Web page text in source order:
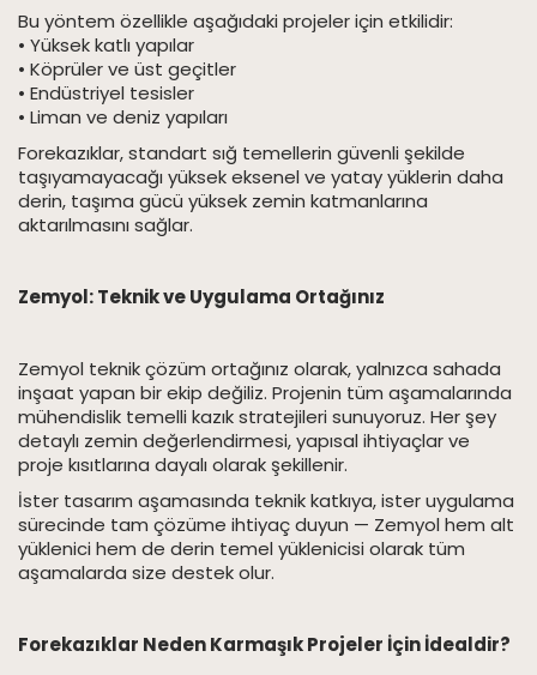
Bu yöntem özellikle aşağıdaki projeler için etkilidir:
• Yüksek katlı yapılar
• Köprüler ve üst geçitler
• Endüstriyel tesisler
• Liman ve deniz yapıları
Forekazıklar, standart sığ temellerin güvenli şekilde
taşıyamayacağı yüksek eksenel ve yatay yüklerin daha
derin, taşıma gücü yüksek zemin katmanlarına
aktarılmasını sağlar.
Zemyol: Teknik ve Uygulama Ortağınız
Zemyol teknik çözüm ortağınız olarak, yalnızca sahada
inşaat yapan bir ekip değiliz. Projenin tüm aşamalarında
mühendislik temelli kazık stratejileri sunuyoruz. Her şey
detaylı zemin değerlendirmesi, yapısal ihtiyaçlar ve
proje kısıtlarına dayalı olarak şekillenir.
İster tasarım aşamasında teknik katkıya, ister uygulama
sürecinde tam çözüme ihtiyaç duyun — Zemyol hem alt
yüklenici hem de derin temel yüklenicisi olarak tüm
aşamalarda size destek olur.
Forekazıklar Neden Karmaşık Projeler İçin İdealdir?